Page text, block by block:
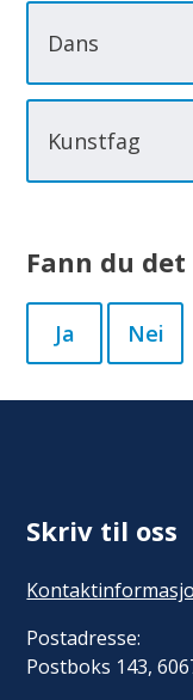
Dans
Kunstfag
Fann du
Ja Nei
Skriv til oss
Postadresse:
Postboks 143,